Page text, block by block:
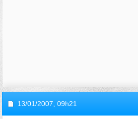
13/01/2007, 09h21